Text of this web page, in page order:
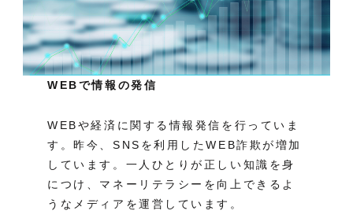
WEBで情報の発信
WEBや経済に関する情報発信を行っていま
す。昨今、SNSを利用したWEB詐欺が増加
しています。一人ひとりが正しい知識を身
につけ、マネーリテラシーを向上できるよ
うなメディアを運営しています。